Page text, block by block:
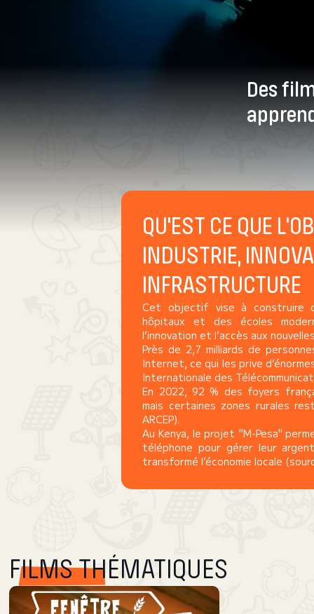
Des
QU'EST CE QUE
INDUSTRIE,
INFRASTRUCTURE
Cet objectif vise à construire
hôpitaux et des écoles
l’innovation et l’accès aux
Près de 2,7 milliards de
Internet, ce qui les prive
Internationale des
En 2022, 92 % des foyers
mais certaines zones rurales
ARCEP).
Au Kenya, le projet "M-Pesa"
téléphone pour gérer leur
transformé l’économie locale
FILMS THÉMATIQUES